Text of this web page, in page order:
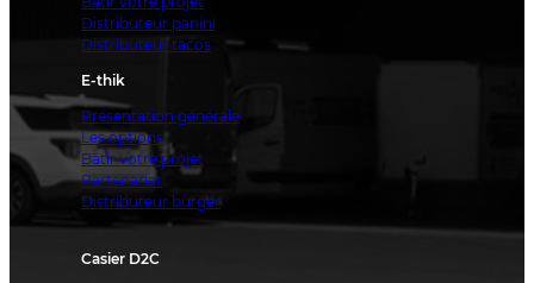
Distributeur panini
Distributeur tacos
E-thik
Présentation générale
Les options
Bâtir votre projet
Partenariat
Distributeur burger
Casier D2C